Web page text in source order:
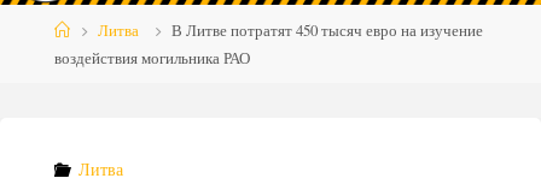
HomeЛитва
В Литве потратят 450 тысяч евро на изучение
воздействия могильника РАО
Литва